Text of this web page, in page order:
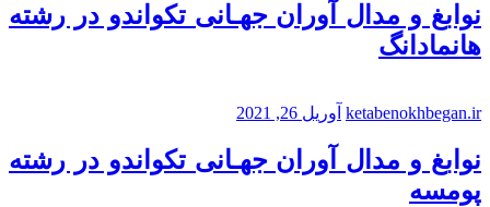
نوابغ و مدال آوران جهـانی تکواندو در رشته
هانمادانگ
ketabenokhbegan.ir آوریل 26, 2021
نوابغ و مدال آوران جهـانی تکواندو در رشته
پومسه